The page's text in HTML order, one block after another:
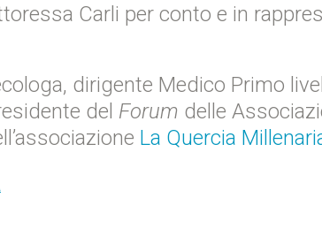
Carli per conto e in
dirigente Medico Primo
del Forum delle
La Quercia